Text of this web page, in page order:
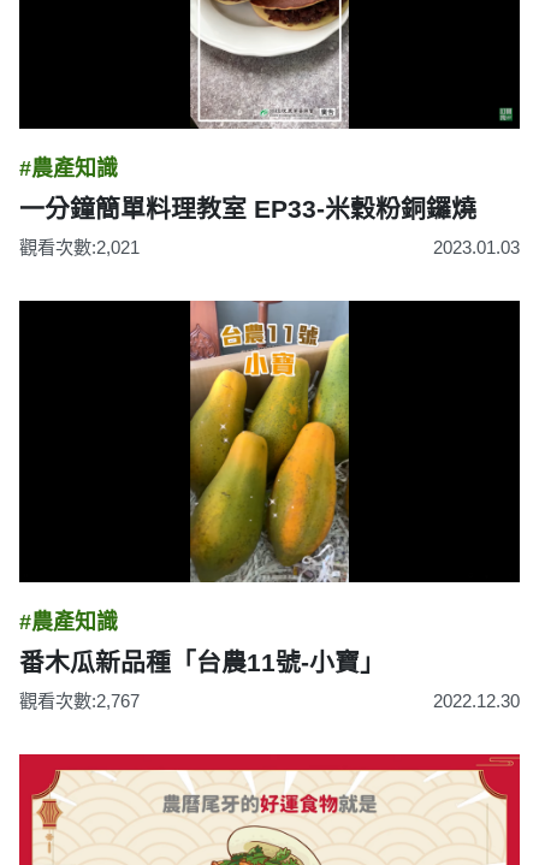
#農產知識
一分鐘簡單料理教室 EP33-米穀粉銅鑼燒
觀看次數:2,021 2023.01.03
#農產知識
番木瓜新品種「台農11號-小寶」
觀看次數:2,767 2022.12.30